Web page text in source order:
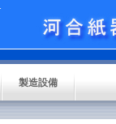
製造設備